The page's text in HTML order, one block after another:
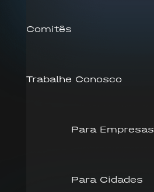
Comitês
Trabalhe Conosco
Para Empresas
Para Cidades